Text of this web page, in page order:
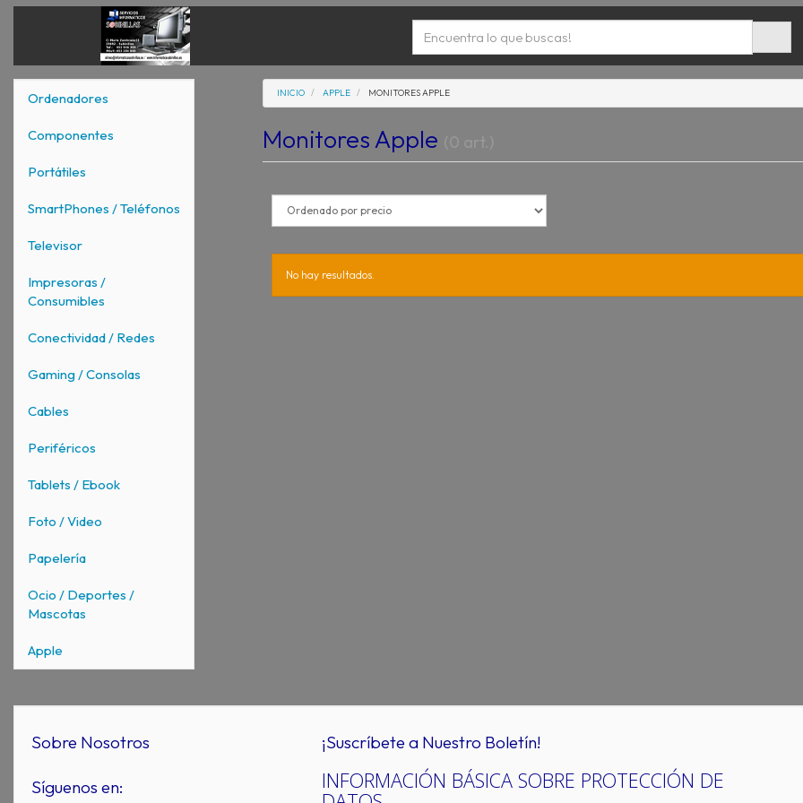
Ordenadores
Componentes
Portátiles
SmartPhones / Teléfonos
Televisor
Impresoras /
Consumibles
Conectividad / Redes
Gaming / Consolas
Cables
Periféricos
Tablets / Ebook
Foto / Video
Papelería
Ocio / Deportes /
Mascotas
Apple
INICIO APPLE MONITORES APPLE
Monitores Apple
No hay resultados.
Sobre Nosotros
Síguenos en:
¡Suscríbete a Nuestro Boletín!
INFORMACIÓN BÁSICA SOBRE PROTECCIÓN DE